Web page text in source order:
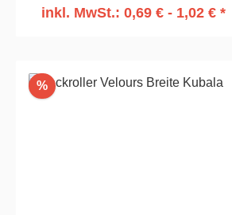
inkl. MwSt.: 0,69 € - 1,02 € *
%Rabatt